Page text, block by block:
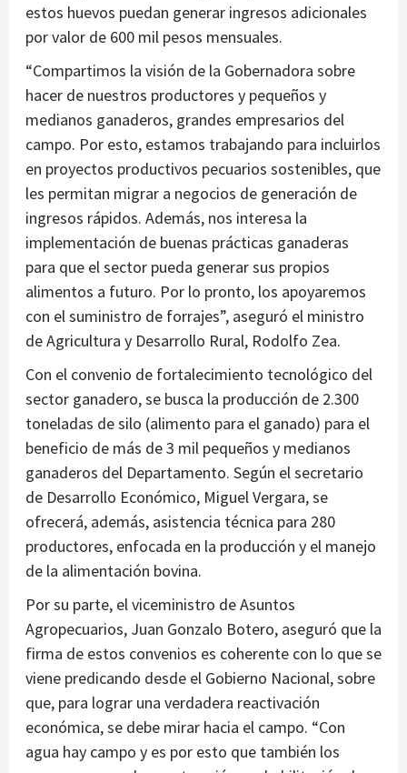
estos huevos puedan generar ingresos adicionales
por valor de 600 mil pesos mensuales.
“Compartimos la visión de la Gobernadora sobre
hacer de nuestros productores y pequeños y
medianos ganaderos, grandes empresarios del
campo. Por esto, estamos trabajando para incluirlos
en proyectos productivos pecuarios sostenibles, que
les permitan migrar a negocios de generación de
ingresos rápidos. Además, nos interesa la
implementación de buenas prácticas ganaderas
para que el sector pueda generar sus propios
alimentos a futuro. Por lo pronto, los apoyaremos
con el suministro de forrajes”, aseguró el ministro
de Agricultura y Desarrollo Rural, Rodolfo Zea.
Con el convenio de fortalecimiento tecnológico del
sector ganadero, se busca la producción de 2.300
toneladas de silo (alimento para el ganado) para el
beneficio de más de 3 mil pequeños y medianos
ganaderos del Departamento. Según el secretario
de Desarrollo Económico, Miguel Vergara, se
ofrecerá, además, asistencia técnica para 280
productores, enfocada en la producción y el manejo
de la alimentación bovina.
Por su parte, el viceministro de Asuntos
Agropecuarios, Juan Gonzalo Botero, aseguró que la
firma de estos convenios es coherente con lo que se
viene predicando desde el Gobierno Nacional, sobre
que, para lograr una verdadera reactivación
económica, se debe mirar hacia el campo. “Con
agua hay campo y es por esto que también los